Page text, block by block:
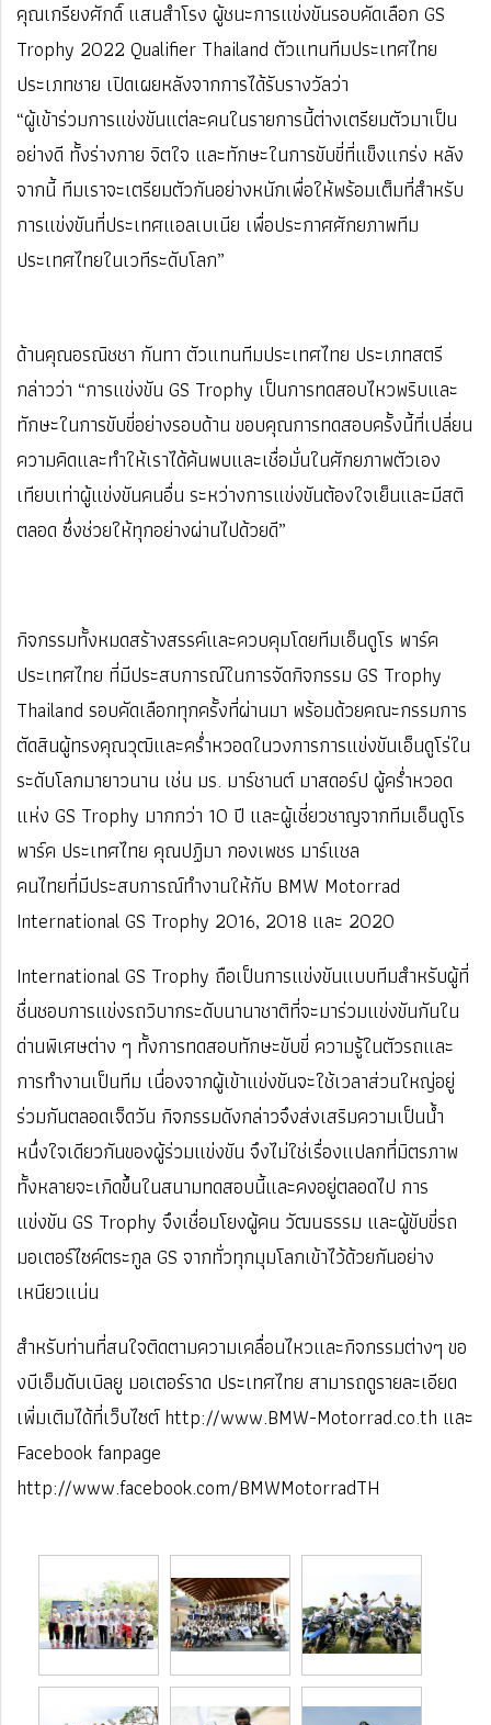
คุณเกรียงศักดิ์ แสนสำโรง ผู้ชนะการแข่งขันรอบคัดเลือก GS
Trophy 2022 Qualifier Thailand ตัวแทนทีมประเทศไทย
ประเภทชาย เปิดเผยหลังจากการได้รับรางวัลว่า
“ผู้เข้าร่วมการแข่งขันแต่ละคนในรายการนี้ต่างเตรียมตัวมาเป็น
อย่างดี ทั้งร่างกาย จิตใจ และทักษะในการขับขี่ที่แข็งแกร่ง หลัง
จากนี้ ทีมเราจะเตรียมตัวกันอย่างหนักเพื่อให้พร้อมเต็มที่สำหรับ
การแข่งขันที่ประเทศแอลเบเนีย เพื่อประกาศศักยภาพทีม
ประเทศไทยในเวทีระดับโลก”
ด้านคุณอรณิชชา กันทา ตัวแทนทีมประเทศไทย ประเภทสตรี
กล่าวว่า “การแข่งขัน GS Trophy เป็นการทดสอบไหวพริบและ
ทักษะในการขับขี่อย่างรอบด้าน ขอบคุณการทดสอบครั้งนี้ที่เปลี่ยน
ความคิดและทำให้เราได้ค้นพบและเชื่อมั่นในศักยภาพตัวเอง
เทียบเท่าผู้แข่งขันคนอื่น ระหว่างการแข่งขันต้องใจเย็นและมีสติ
ตลอด ซึ่งช่วยให้ทุกอย่างผ่านไปด้วยดี”
กิจกรรมทั้งหมดสร้างสรรค์และควบคุมโดยทีมเอ็นดูโร พาร์ค
ประเทศไทย ที่มีประสบการณ์ในการจัดกิจกรรม GS Trophy
Thailand รอบคัดเลือกทุกครั้งที่ผ่านมา พร้อมด้วยคณะกรรมการ
ตัดสินผู้ทรงคุณวุฒิและคร่ำหวอดในวงการการแข่งขันเอ็นดูโร่ใน
ระดับโลกมายาวนาน เช่น มร. มาร์ชานต์ มาสดอร์ป ผู้คร่ำหวอด
แห่ง GS Trophy มากกว่า 10 ปี และผู้เชี่ยวชาญจากทีมเอ็นดูโร
พาร์ค ประเทศไทย คุณปฏิมา กองเพชร มาร์แชล
คนไทยที่มีประสบการณ์ทำงานให้กับ BMW Motorrad
International GS Trophy 2016, 2018 และ 2020
International GS Trophy ถือเป็นการแข่งขันแบบทีมสำหรับผู้ที่
ชื่นชอบการแข่งรถวิบากระดับนานาชาติที่จะมาร่วมแข่งขันกันใน
ด่านพิเศษต่าง ๆ ทั้งการทดสอบทักษะขับขี่ ความรู้ในตัวรถและ
การทำงานเป็นทีม เนื่องจากผู้เข้าแข่งขันจะใช้เวลาส่วนใหญ่อยู่
ร่วมกันตลอดเจ็ดวัน กิจกรรมดังกล่าวจึงส่งเสริมความเป็นน้ำ
หนึ่งใจเดียวกันของผู้ร่วมแข่งขัน จึงไม่ใช่เรื่องแปลกที่มิตรภาพ
ทั้งหลายจะเกิดขึ้นในสนามทดสอบนี้และคงอยู่ตลอดไป การ
แข่งขัน GS Trophy จึงเชื่อมโยงผู้คน วัฒนธรรม และผู้ขับขี่รถ
มอเตอร์ไซค์ตระกูล GS จากทั่วทุกมุมโลกเข้าไว้ด้วยกันอย่าง
เหนียวแน่น
สำหรับท่านที่สนใจติดตามความเคลื่อนไหวและกิจกรรมต่างๆ ขอ
งบีเอ็มดับเบิลยู มอเตอร์ราด ประเทศไทย สามารถดูรายละเอียด
เพิ่มเติมได้ที่เว็บไซต์ http://www.BMW-Motorrad.co.th และ
Facebook fanpage
http://www.facebook.com/BMWMotorradTH